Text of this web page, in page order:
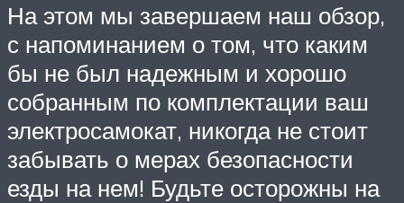
На этом мы завершаем наш обзор,
с напоминанием о том, что каким
бы не был надежным и хорошо
собранным по комплектации ваш
электросамокат, никогда не стоит
забывать о мерах безопасности
езды на нем! Будьте осторожны на